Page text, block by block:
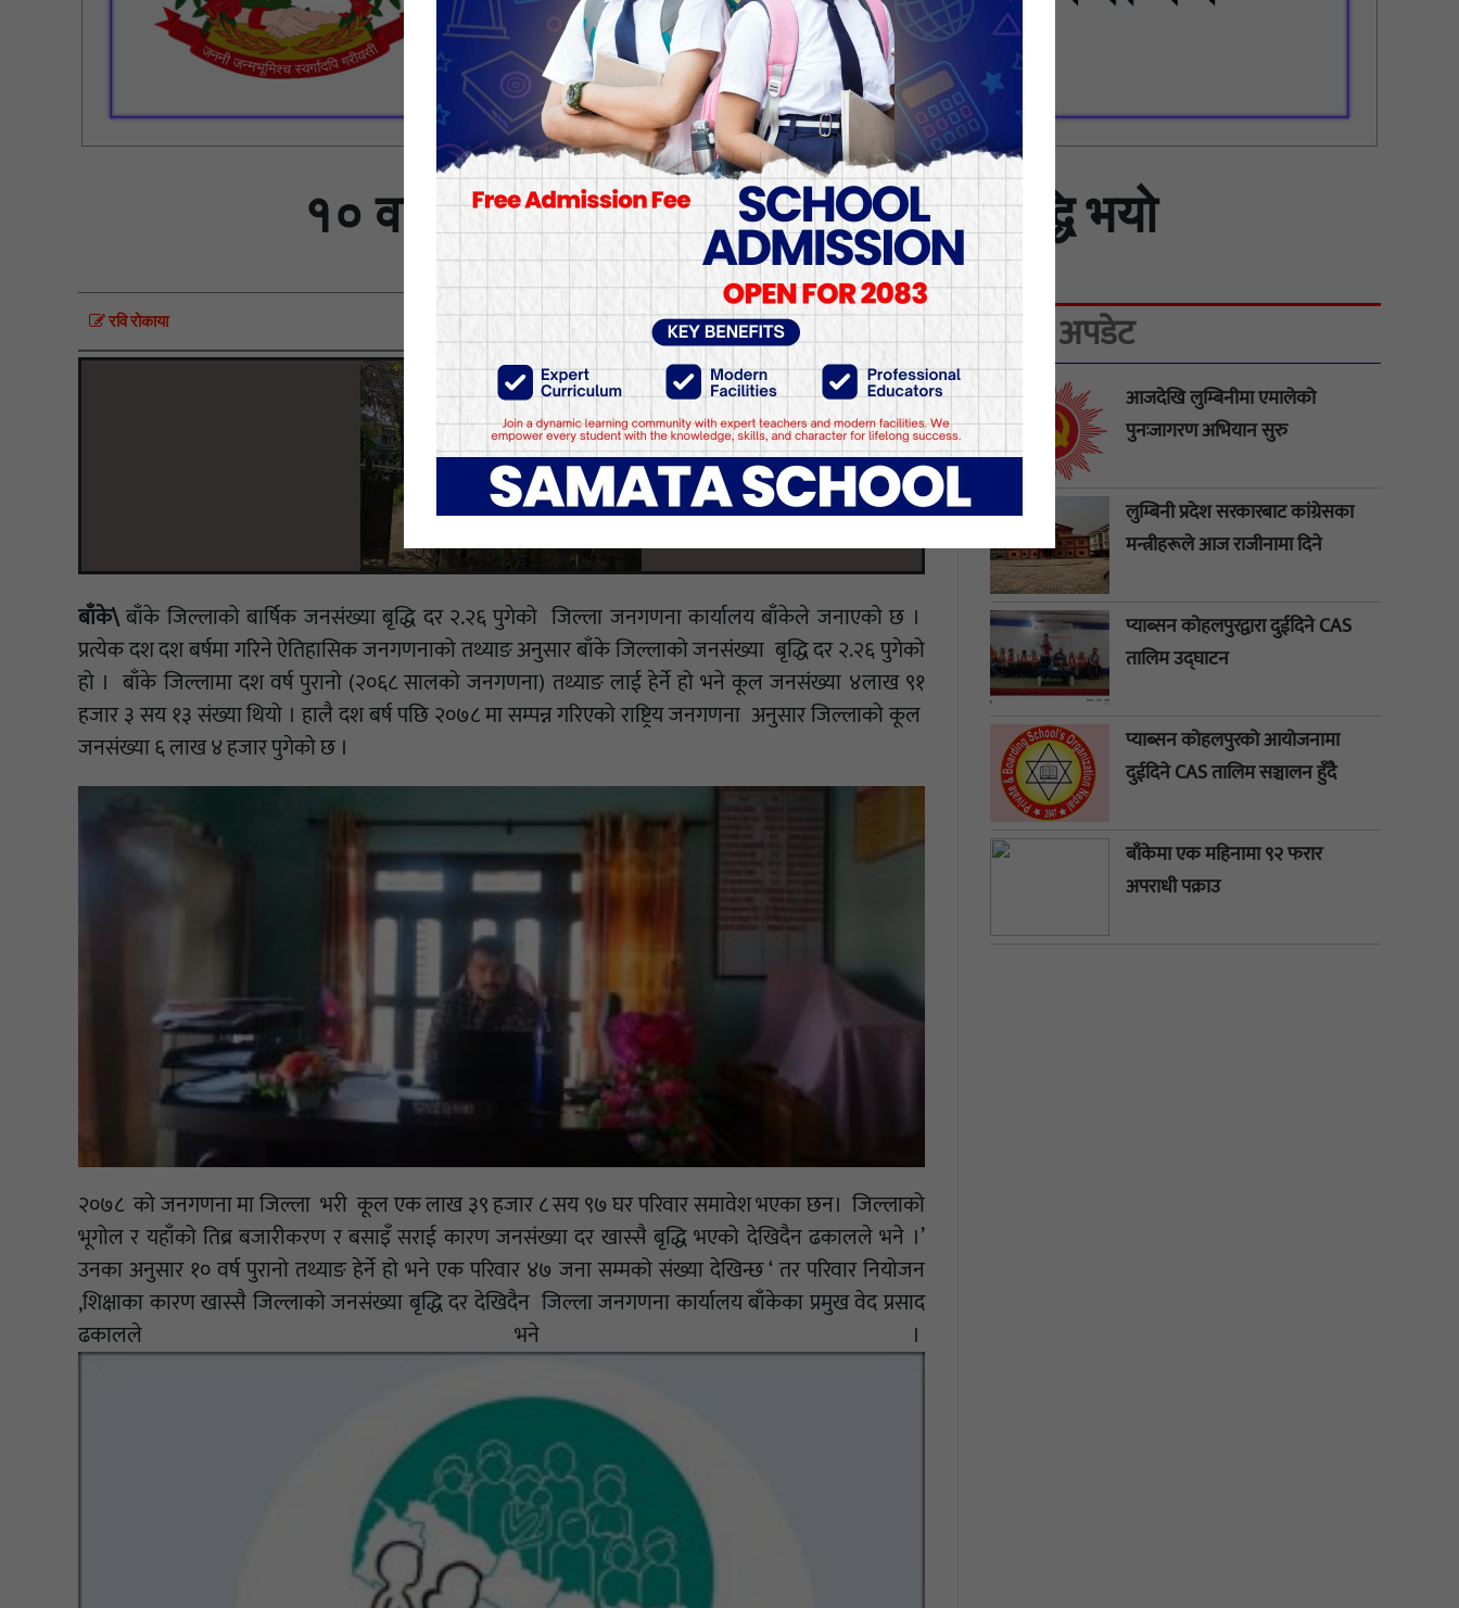
१० वर्षमा जिल्लाको जनसंख्या २.२६ ले बृद्धि भयो
रवि रोकाया
बाँके\बाँके जिल्लाको बार्षिक जनसंख्या बृद्धि दर २.२६ पुगेको जिल्ला जनगणना कार्यालय बाँकेले जनाएको छ ।
प्रत्येक दश दश बर्षमा गरिने ऐतिहासिक जनगणनाको तथ्याङ अनुसार बाँके जिल्लाको जनसंख्या बृद्धि दर २.२६ पुगेको
हो । बाँके जिल्लामा दश वर्ष पुरानो (२०६८ सालको जनगणना) तथ्याङ लाई हेर्ने हो भने कूल जनसंख्या ४लाख ९१
हजार ३ सय १३ संख्या थियो । हालै दश बर्ष पछि २०७८ मा सम्पन्न गरिएको राष्ट्रिय जनगणना अनुसार जिल्लाको कूल
जनसंख्या ६ लाख ४ हजार पुगेको छ ।
२०७८ को जनगणना मा जिल्ला भरी कूल एक लाख ३९ हजार ८ सय ९७ घर परिवार समावेश भएका छन। जिल्लाको
भूगोल र यहाँको तिब्र बजारीकरण र बसाइँ सराई कारण जनसंख्या दर खास्सै बृद्धि भएको देखिदैन ढकालले भने ।’
उनका अनुसार १० वर्ष पुरानो तथ्याङ हेर्ने हो भने एक परिवार ४७ जना सम्मको संख्या देखिन्छ ‘ तर परिवार नियोजन
,शिक्षाका कारण खास्सै जिल्लाको जनसंख्या बृद्धि दर देखिदैन जिल्ला जनगणना कार्यालय बाँकेका प्रमुख वेद प्रसाद
ढकालले भने ।
ताजा अपडेट
आजदेखि लुम्बिनीमा एमालेको
पुनःजागरण अभियान सुरु
लुम्बिनी प्रदेश सरकारबाट कांग्रेसका
मन्त्रीहरूले आज राजीनामा दिने
प्याब्सन कोहलपुरद्वारा दुईदिने CAS
तालिम उद्घाटन
प्याब्सन कोहलपुरको आयोजनामा
दुईदिने CAS तालिम सञ्चालन हुँदै
बाँकेमा एक महिनामा ९२ फरार
अपराधी पक्राउ